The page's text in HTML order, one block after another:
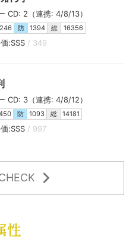
CD: 2（連携: 4/8/13）
防 1394 総 16356
:SSS / 349
CD: 3（連携: 4/8/12）
防 1093 総 14181
:SSS / 997
性